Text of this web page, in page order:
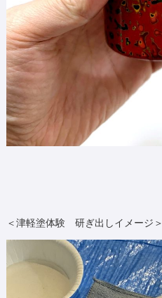
＜津軽塗体験 研ぎ出しイメージ＞